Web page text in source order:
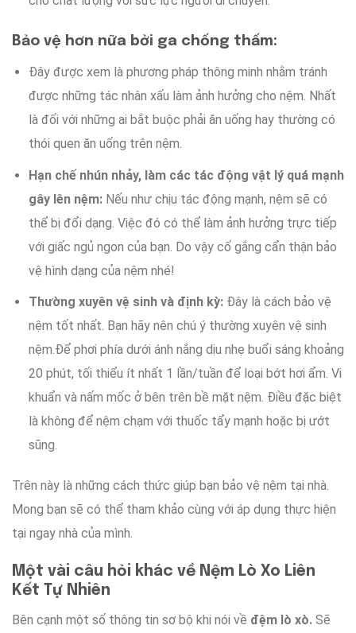
Bảo vệ hơn nữa bởi ga chống thấm:
Đây được xem là phương pháp thông minh nhằm tránh
được những tác nhân xấu làm ảnh hưởng cho nệm. Nhất
là đối với những ai bắt buộc phải ăn uống hay thường có
thói quen ăn uống trên nệm.
Hạn chế nhún nhảy, làm các tác động vật lý quá mạnh
gây lên nệm: Nếu như chịu tác động mạnh, nệm sẽ có
thể bị đổi dạng. Việc đó có thể làm ảnh hưởng trực tiếp
với giấc ngủ ngon của bạn. Do vậy cố gắng cẩn thận bảo
vệ hình dạng của nệm nhé!
Thường xuyên vệ sinhvà định kỳ: Đây làcách bảo vệ
nệm tốt nhất. Bạn hãy nên chú ý thường xuyên vệ sinh
nệm.Để phơi phía dưới ánh nắng dịu nhẹ buổi sáng khoảng
20 phút, tối thiểu ít nhất 1 lần/tuần để loại bớt hơi ẩm. Vi
khuẩn vànấm mốc ở bên trên bề mặt nệm. Điều đặc biệt
là không để nệm chạm với thuốc tẩy mạnh hoặc bị ướt
sũng.
Trên này là những cách thức giúp bạn bảo vệ nệm tại nhà.
Mong bạn sẽ có thể tham khảo cùng với áp dụng thực hiện
tại ngay nhà của mình.
Một vài câu hỏi khác về Nệm Lò Xo Liên
Kết Tự Nhiên
Bên cạnh một số thông tin sơ bộ khi nói về đệm lò xò. Sẽ